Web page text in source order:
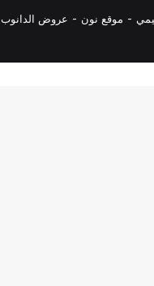
- موقع نون - عروض الدانوب